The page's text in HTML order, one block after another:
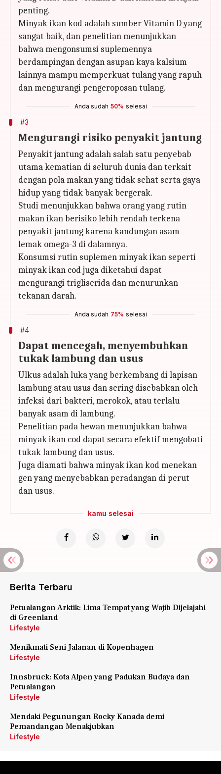
penting.
Minyak ikan kod adalah sumber Vitamin D yang
sangat baik, dan penelitian menunjukkan
bahwa mengonsumsi suplemennya
berdampingan dengan asupan kaya kalsium
lainnya mampu memperkuat tulang yang rapuh
dan mengurangi pengeroposan tulang.
Anda sudah 50% selesai
#3
Mengurangi risiko penyakit jantung
Penyakit jantung adalah salah satu penyebab
utama kematian di seluruh dunia dan terkait
dengan pola makan yang tidak sehat serta gaya
hidup yang tidak banyak bergerak.
Studi menunjukkan bahwa orang yang rutin
makan ikan berisiko lebih rendah terkena
penyakit jantung karena kandungan asam
lemak omega-3 di dalamnya.
Konsumsi rutin suplemen minyak ikan seperti
minyak ikan cod juga diketahui dapat
mengurangi trigliserida dan menurunkan
tekanan darah.
Anda sudah 75% selesai
#4
Dapat mencegah, menyembuhkan
tukak lambung dan usus
Ulkus adalah luka yang berkembang di lapisan
lambung atau usus dan sering disebabkan oleh
infeksi dari bakteri, merokok, atau terlalu
banyak asam di lambung.
Penelitian pada hewan menunjukkan bahwa
minyak ikan cod dapat secara efektif mengobati
tukak lambung dan usus.
Juga diamati bahwa minyak ikan kod menekan
gen yang menyebabkan peradangan di perut
dan usus.
kamu selesai
Berita Terbaru
Petualangan Arktik: Lima Tempat yang Wajib Dijelajahi
di Greenland
Lifestyle
Menikmati Seni Jalanan di Kopenhagen
Lifestyle
Innsbruck: Kota Alpen yang Padukan Budaya dan
Petualangan
Lifestyle
Mendaki Pegunungan Rocky Kanada demi
Pemandangan Menakjubkan
Lifestyle